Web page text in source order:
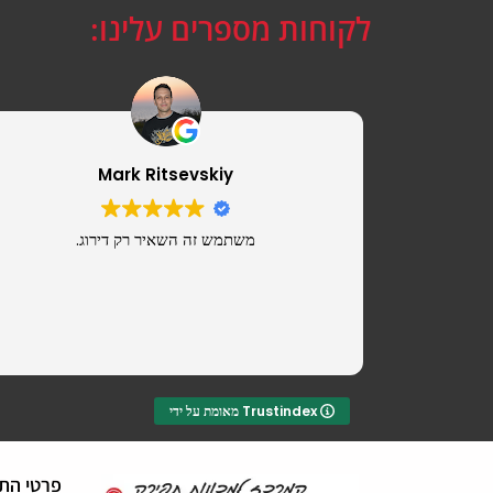
לקוחות מספרים עלינו:
Mark Ritsevskiy
משתמש זה השאיר רק דירוג.
מאומת על ידי Trustindex
פרטי